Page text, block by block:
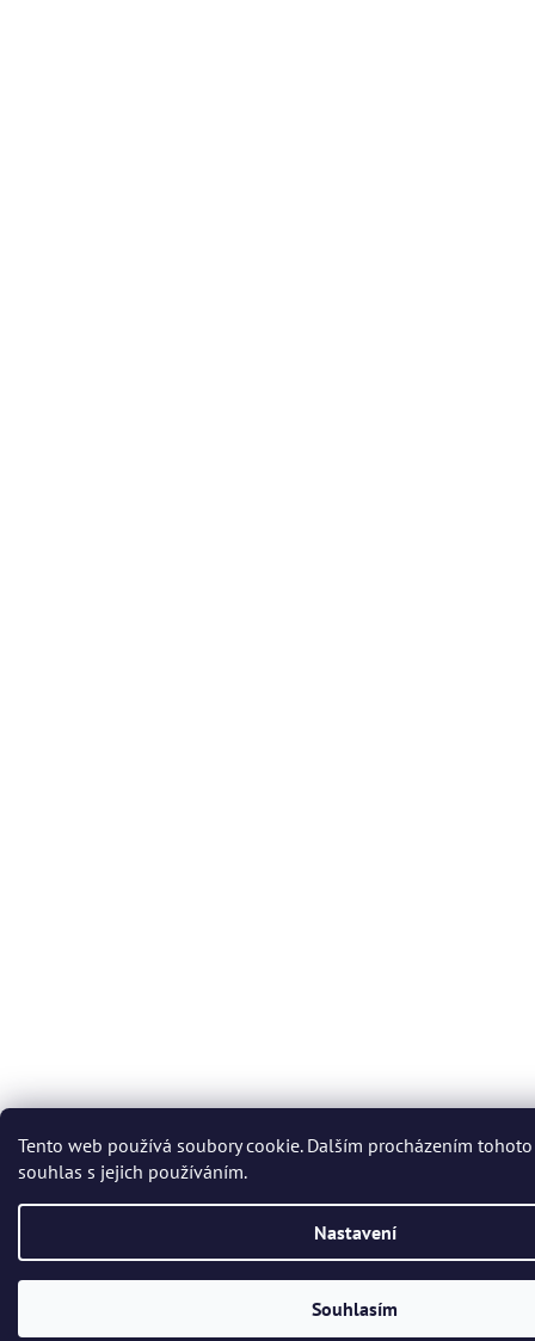
Tento web používá soubory cookie. Dalším procházením
souhlas s jejich používáním.
Nastavení
Souhlasím